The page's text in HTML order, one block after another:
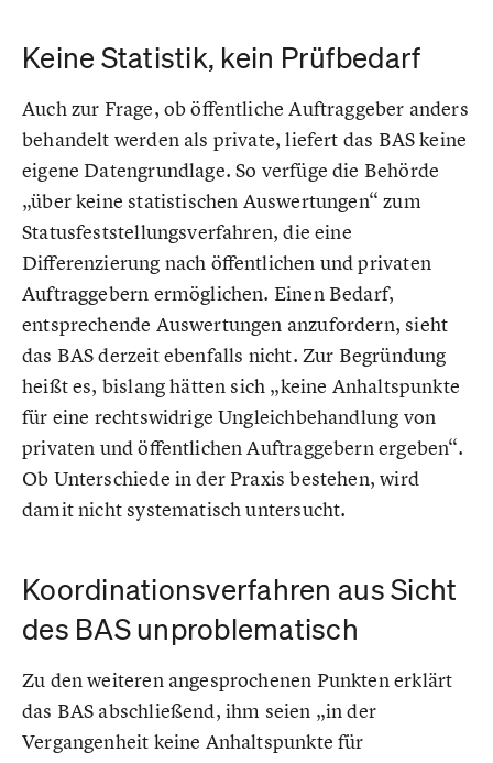
Keine Statistik, kein Prüfbedarf
Auch zur Frage, ob öffentliche Auftraggeber anders
behandelt werden als private, liefert das BAS keine
eigene Datengrundlage. So verfüge die Behörde
„über keine statistischen Auswertungen“ zum
Statusfeststellungsverfahren, die eine
Differenzierung nach öffentlichen und privaten
Auftraggebern ermöglichen. Einen Bedarf,
entsprechende Auswertungen anzufordern, sieht
das BAS derzeit ebenfalls nicht. Zur Begründung
heißt es, bislang hätten sich „keine Anhaltspunkte
für eine rechtswidrige Ungleichbehandlung von
privaten und öffentlichen Auftraggebern ergeben“.
Ob Unterschiede in der Praxis bestehen, wird
damit nicht systematisch untersucht.
Koordinationsverfahren aus Sicht
des BAS unproblematisch
Zu den weiteren angesprochenen Punkten erklärt
das BAS abschließend, ihm seien „in der
Vergangenheit keine Anhaltspunkte für